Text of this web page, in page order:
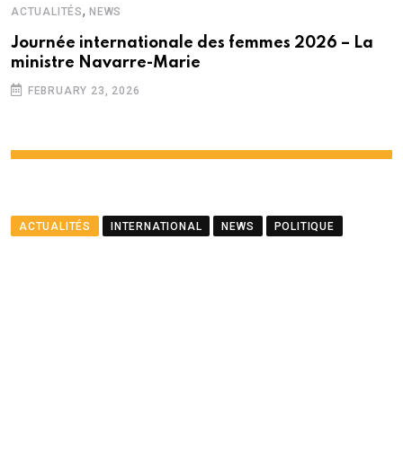
ACTUALITÉS, NEWS
Journée internationale des femmes 2026 – La
ministre Navarre-Marie
FEBRUARY 23, 2026
ACTUALITÉS INTERNATIONAL NEWS POLITIQUE